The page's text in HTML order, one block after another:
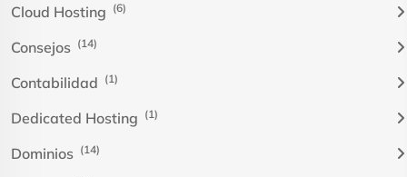
Cloud Hosting (6)
Consejos (14)
Contabilidad (1)
Dedicated Hosting (1)
Dominios (14)